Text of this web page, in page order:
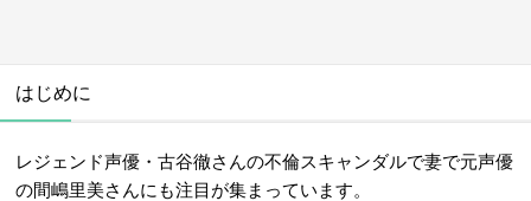
はじめに
レジェンド声優・古谷徹さんの不倫スキャンダルで妻で元声優
の間嶋里美さんにも注目が集まっています。